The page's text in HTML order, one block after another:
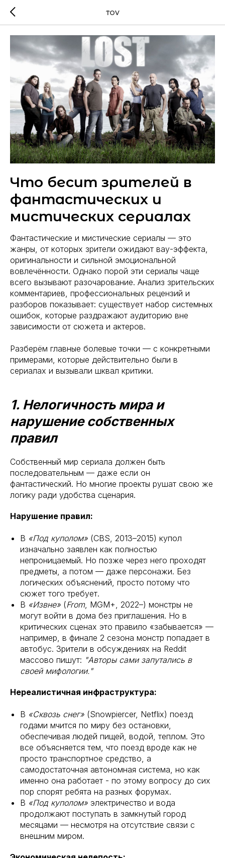
TOV
Что бесит зрителей в
фантастических и
мистических сериалах
Фантастические и мистические сериалы — это
жанры, от которых зрители ожидают вау-эффекта,
оригинальности и сильной эмоциональной
вовлечённости. Однако порой эти сериалы чаще
всего вызывают разочарование. Анализ зрительских
комментариев, профессиональных рецензий и
разборов показывает: существует набор системных
ошибок, которые раздражают аудиторию вне
зависимости от сюжета и актеров.
Разберём главные болевые точки — с конкретными
примерами, которые действительно были в
сериалах и вызывали шквал критики.
1. Нелогичность мира и
нарушение собственных
правил
Собственный мир сериала должен быть
последовательным — даже если он
фантастический. Но многие проекты рушат свою же
логику ради удобства сценария.
Нарушение правил:
В «Под куполом» (CBS, 2013–2015) купол
изначально заявлен как полностью
непроницаемый. Но позже через него проходят
предметы, а потом — даже персонажи. Без
логических объяснений, просто потому что
сюжет того требует.
В «Извне» (From, MGM+, 2022–) монстры не
могут войти в дома без приглашения. Но в
критических сценах это правило «забывается» —
например, в финале 2 сезона монстр попадает в
автобус. Зрители в обсуждениях на Reddit
массово пишут: "Авторы сами запутались в
своей мифологии."
Нереалистичная инфраструктура:
В «Сквозь снег» (Snowpiercer, Netflix) поезд
годами мчится по миру без остановки,
обеспечивая людей пищей, водой, теплом. Это
все объясняется тем, что поезд вроде как не
просто транспортное средство, а
самодостаточная автономная система, но как
именно она работает - по этому вопросу до сих
пор спорят ребята на разных форумах.
В «Под куполом» электричество и вода
продолжают поступать в замкнутый город
месяцами — несмотря на отсутствие связи с
внешним миром.